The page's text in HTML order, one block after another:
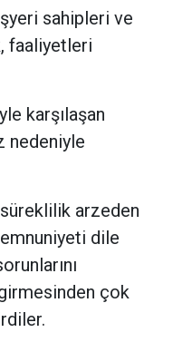
sahipleri ve
faaliyetleri
karşılaşan
nedeniyle
süreklilik arzeden
dile
çok